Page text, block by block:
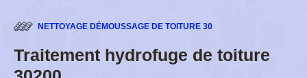
NETTOYAGE DÉMOUSSAGE DE TOITURE 30
Traitement hydrofuge de toiture